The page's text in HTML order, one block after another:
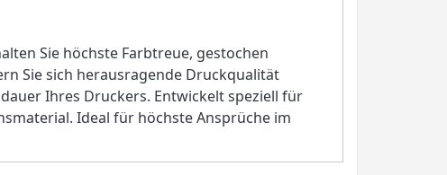
Sie höchste Farbtreue, gestochen
Sie sich herausragende Druckqualität
Ihres Druckers. Entwickelt speziell für
Ideal für höchste Ansprüche im